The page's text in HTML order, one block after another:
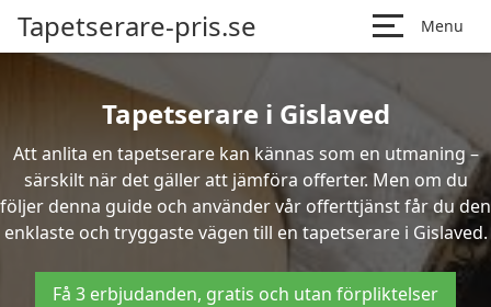
Tapetserare-pris.se Menu
Tapetserare i Gislaved
Att anlita en tapetserare kan kännas som en utmaning –
särskilt när det gäller att jämföra offerter. Men om du
följer denna guide och använder vår offerttjänst får du den
enklaste och tryggaste vägen till en tapetserare i Gislaved.
Få 3 erbjudanden, gratis och utan förpliktelser